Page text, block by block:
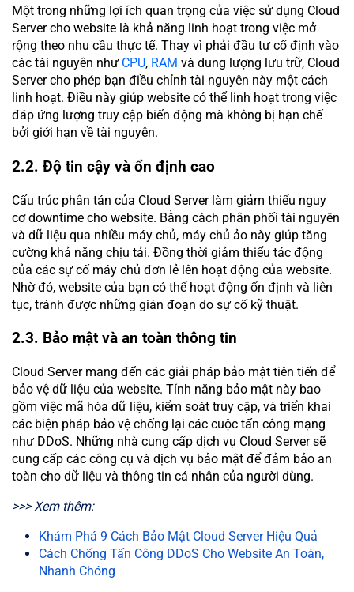
Một trong những lợi ích quan trọng của việc sử dụng Cloud
Server cho website là khả năng linh hoạt trong việc mở
rộng theo nhu cầu thực tế. Thay vì phải đầu tư cố định vào
các tài nguyên như CPU, RAM và dung lượng lưu trữ, Cloud
Server cho phép bạn điều chỉnh tài nguyên này một cách
linh hoạt. Điều này giúp website có thể linh hoạt trong việc
đáp ứng lượng truy cập biến động mà không bị hạn chế
bởi giới hạn về tài nguyên.
2.2. Độ tin cậy và ổn định cao
Cấu trúc phân tán của Cloud Server làm giảm thiểu nguy
cơ downtime cho website. Bằng cách phân phối tài nguyên
và dữ liệu qua nhiều máy chủ, máy chủ ảo này giúp tăng
cường khả năng chịu tải. Đồng thời giảm thiểu tác động
của các sự cố máy chủ đơn lẻ lên hoạt động của website.
Nhờ đó, website của bạn có thể hoạt động ổn định và liên
tục, tránh được những gián đoạn do sự cố kỹ thuật.
2.3. Bảo mật và an toàn thông tin
Cloud Server mang đến các giải pháp bảo mật tiên tiến để
bảo vệ dữ liệu của website. Tính năng bảo mật này bao
gồm việc mã hóa dữ liệu, kiểm soát truy cập, và triển khai
các biện pháp bảo vệ chống lại các cuộc tấn công mạng
như DDoS. Những nhà cung cấp dịch vụ Cloud Server sẽ
cung cấp các công cụ và dịch vụ bảo mật để đảm bảo an
toàn cho dữ liệu và thông tin cá nhân của người dùng.
>>> Xem thêm:
Khám Phá 9 Cách Bảo Mật Cloud Server Hiệu Quả
Cách Chống Tấn Công DDoS Cho Website An Toàn,
Nhanh Chóng